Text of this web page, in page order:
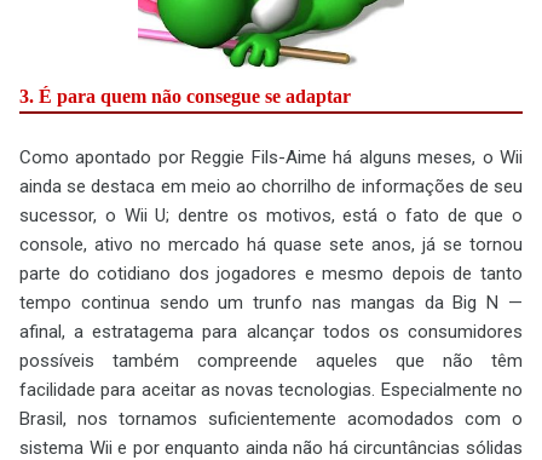
3. É para quem não consegue se adaptar
Como apontado por Reggie Fils-Aime há alguns meses, o Wii
ainda se destaca em meio ao chorrilho de informações de seu
sucessor, o Wii U; dentre os motivos, está o fato de que o
console, ativo no mercado há quase sete anos, já se tornou
parte do cotidiano dos jogadores e mesmo depois de tanto
tempo continua sendo um trunfo nas mangas da Big N —
afinal, a estratagema para alcançar todos os consumidores
possíveis também compreende aqueles que não têm
facilidade para aceitar as novas tecnologias. Especialmente no
Brasil, nos tornamos suficientemente acomodados com o
sistema Wii e por enquanto ainda não há circuntâncias sólidas